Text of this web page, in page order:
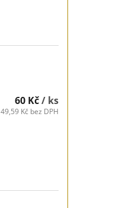
60 Kč/ ks
49,59 Kč bez DPH